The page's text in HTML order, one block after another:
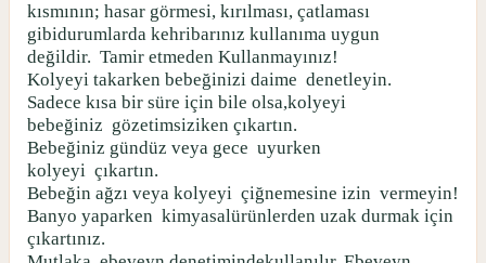
kısmının; hasar görmesi, kırılması, çatlaması
gibidurumlarda kehribarınız kullanıma uygun
değildir. Tamir etmeden Kullanmayınız!
Kolyeyi takarken bebeğinizi daime denetleyin.
Sadece kısa bir süre için bile olsa,kolyeyi
bebeğiniz gözetimsiziken çıkartın.
Bebeğiniz gündüz veya gece uyurken
kolyeyi çıkartın.
Bebeğin ağzı veya kolyeyi çiğnemesine izin vermeyin!
Banyo yaparken kimyasalürünlerden uzak durmak için
çıkartınız.